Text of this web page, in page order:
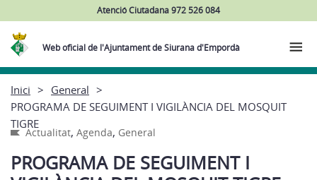
Atenció Ciutadana 972 526 084
Web oficial de l'Ajuntament de Siurana d'Empordà
Inici
General
PROGRAMA DE SEGUIMENT I VIGILÀNCIA DEL MOSQUIT
TIGRE
Actualitat, Agenda, General
PROGRAMA DE SEGUIMENT I